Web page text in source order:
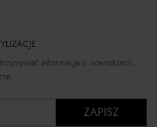
informacje o nowościach,
ZAPISZ